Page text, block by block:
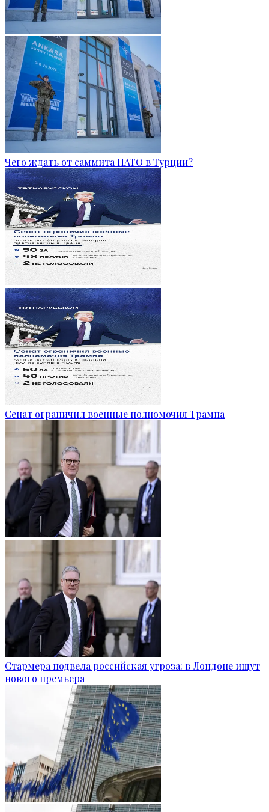
Чего ждать от саммита НАТО в Турции?
Сенат ограничил военные полномочия Трампа
Стармера подвела российская угроза: в Лондоне ищут
нового премьера